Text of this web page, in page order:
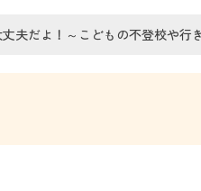
だよ！～こどもの不登校や行